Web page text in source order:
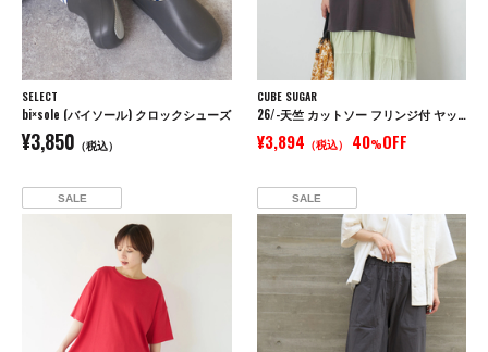
SELECT
bi×sole (バイソール) クロックシューズ
¥3,850 （税込）
CUBE SUGAR
26/-天竺 カットソー フリンジ付 ヤッコ Tシャツ
¥3,894 （税込） 40%OFF
SALE SALE